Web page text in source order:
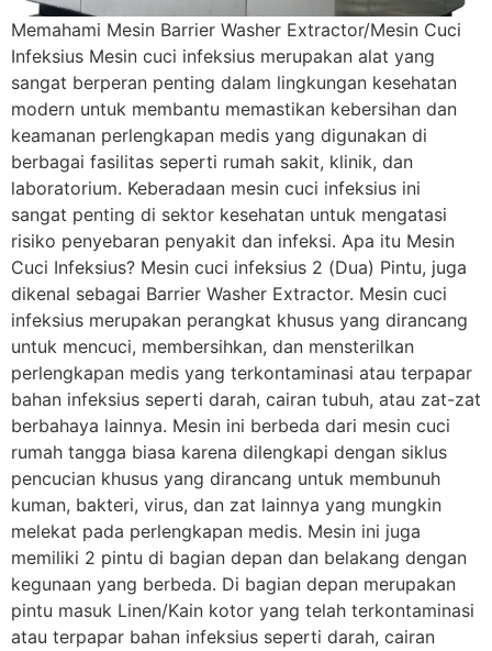
Memahami Mesin Barrier Washer Extractor/Mesin Cuci
Infeksius Mesin cuci infeksius merupakan alat yang
sangat berperan penting dalam lingkungan kesehatan
modern untuk membantu memastikan kebersihan dan
keamanan perlengkapan medis yang digunakan di
berbagai fasilitas seperti rumah sakit, klinik, dan
laboratorium. Keberadaan mesin cuci infeksius ini
sangat penting di sektor kesehatan untuk mengatasi
risiko penyebaran penyakit dan infeksi. Apa itu Mesin
Cuci Infeksius? Mesin cuci infeksius 2 (Dua) Pintu, juga
dikenal sebagai Barrier Washer Extractor. Mesin cuci
infeksius merupakan perangkat khusus yang dirancang
untuk mencuci, membersihkan, dan mensterilkan
perlengkapan medis yang terkontaminasi atau terpapar
bahan infeksius seperti darah, cairan tubuh, atau zat-zat
berbahaya lainnya. Mesin ini berbeda dari mesin cuci
rumah tangga biasa karena dilengkapi dengan siklus
pencucian khusus yang dirancang untuk membunuh
kuman, bakteri, virus, dan zat lainnya yang mungkin
melekat pada perlengkapan medis. Mesin ini juga
memiliki 2 pintu di bagian depan dan belakang dengan
kegunaan yang berbeda. Di bagian depan merupakan
pintu masuk Linen/Kain kotor yang telah terkontaminasi
atau terpapar bahan infeksius seperti darah, cairan